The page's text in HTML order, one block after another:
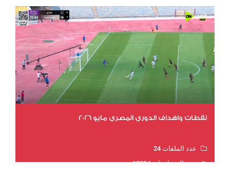
لقطات واهداف الدوري المصري مايو 2026
عدد الملفات 24
عدد المشاهدات 15284